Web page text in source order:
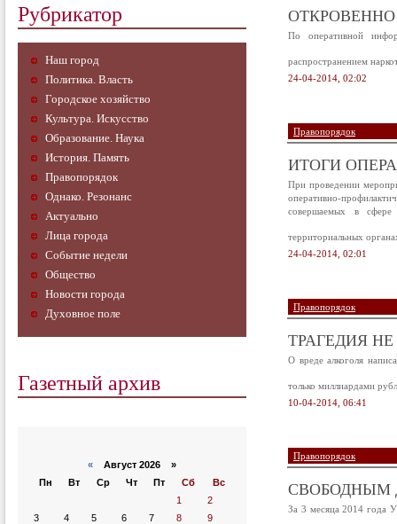
Рубрикатор
Наш город
Политика. Власть
Городское хозяйство
Культура. Искусство
Образование. Наука
История. Память
Правопорядок
Однако. Резонанс
Актуально
Лица города
Событие недели
Общество
Новости города
Духовное поле
Газетный архив
« Август 2026 »
Пн
Вт Ср Чт Пт Сб
Вс
1
2
3
4 5 6 7 8
9
По оперативной
распространением
24-04-2014, 02:02
Правопорядок
ИТОГИ
При проведении
оперативно-
совершаемых в
территориальных
24-04-2014, 02:01
Правопорядок
ТРАГЕДИЯ
О вреде алкоголя
только миллиардами
10-04-2014, 06:41
Правопорядок
СВОБОДНЫМ
За 3 месяца 2014 года